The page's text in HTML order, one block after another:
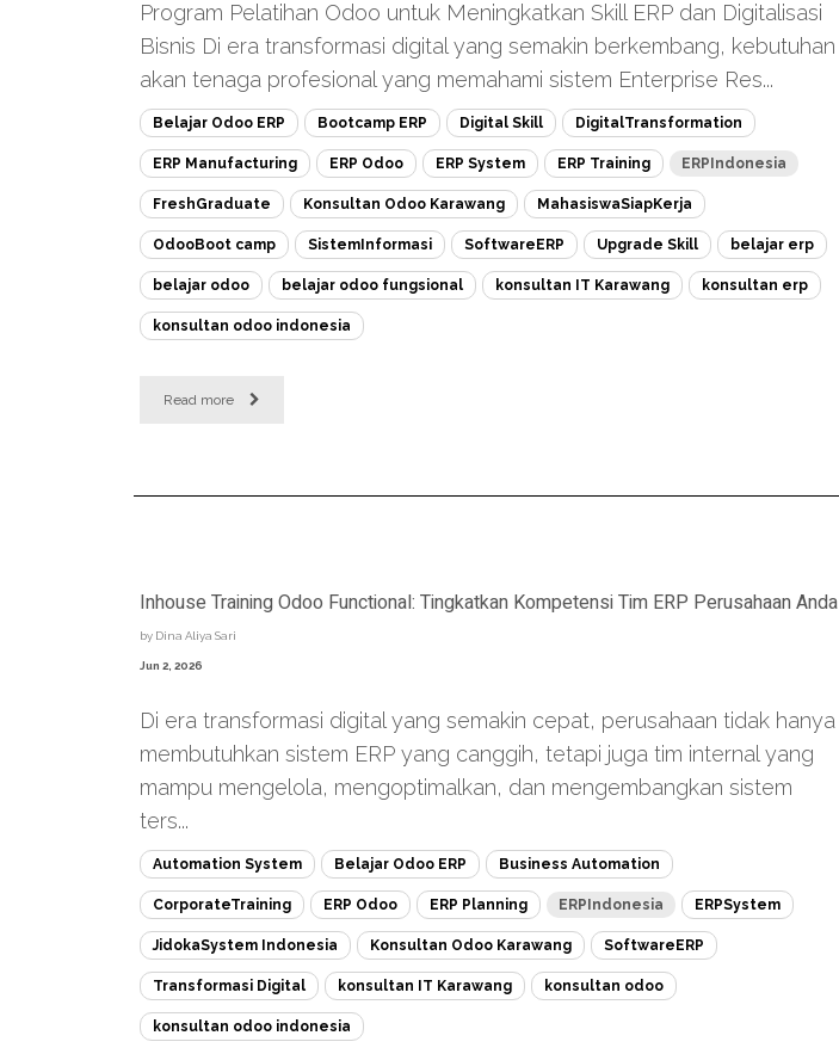
Program Pelatihan Odoo untuk Meningkatkan Skill ERP dan Digitalisasi
Bisnis Di era transformasi digital yang semakin berkembang, kebutuhan
akan tenaga profesional yang memahami sistem Enterprise Res...
Belajar Odoo ERP Bootcamp ERP Digital Skill DigitalTransformation
ERP Manufacturing ERP Odoo ERP System ERP Training ERPIndonesia
FreshGraduate Konsultan Odoo Karawang MahasiswaSiapKerja
OdooBoot camp SistemInformasi SoftwareERP Upgrade Skill belajar erp
belajar odoo belajar odoo fungsional konsultan IT Karawang konsultan erp
konsultan odoo indonesia
Read more
Inhouse Training Odoo Functional: Tingkatkan Kompetensi Tim ERP Perusahaan Anda
by Dina Aliya Sari
Jun 2, 2026
Di era transformasi digital yang semakin cepat, perusahaan tidak hanya
membutuhkan sistem ERP yang canggih, tetapi juga tim internal yang
mampu mengelola, mengoptimalkan, dan mengembangkan sistem
ters...
Automation System Belajar Odoo ERP Business Automation
CorporateTraining ERP Odoo ERP Planning ERPIndonesia ERPSystem
JidokaSystem Indonesia Konsultan Odoo Karawang SoftwareERP
Transformasi Digital konsultan IT Karawang konsultan odoo
konsultan odoo indonesia